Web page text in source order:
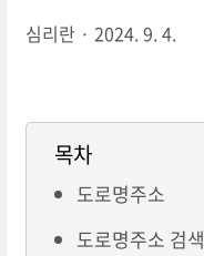
심리란 2024. 9. 4.
목차
도로명주소
도로명주소 검색